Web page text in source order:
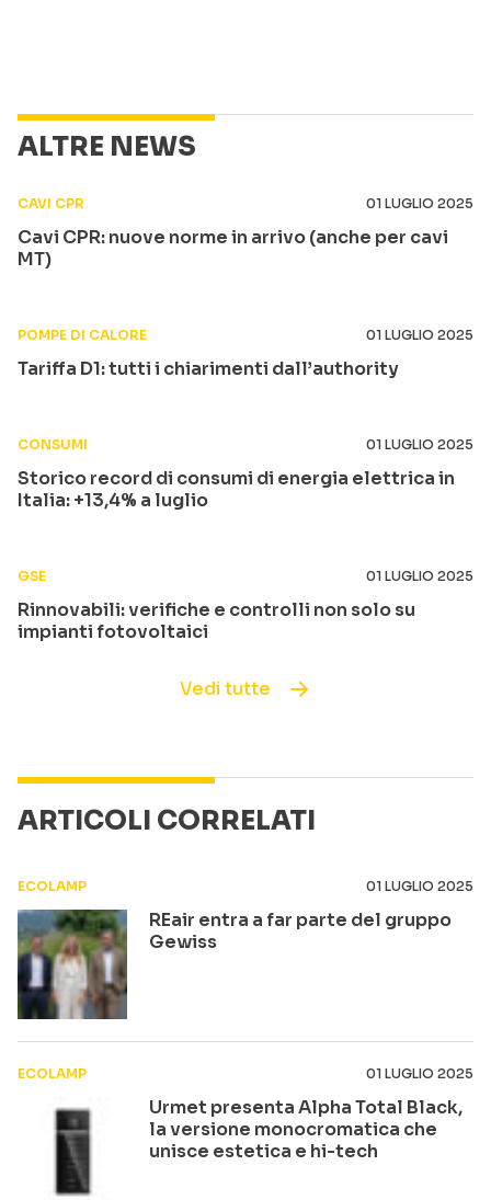
ALTRE NEWS
CAVI CPR 01 LUGLIO 2025
Cavi CPR: nuove norme in arrivo (anche per cavi
MT)
POMPE DI CALORE 01 LUGLIO 2025
Tariffa D1: tutti i chiarimenti dall’authority
CONSUMI 01 LUGLIO 2025
Storico record di consumi di energia elettrica in
Italia: +13,4% a luglio
GSE 01 LUGLIO 2025
Rinnovabili: verifiche e controlli non solo su
impianti fotovoltaici
Vedi tutte
ARTICOLI CORRELATI
ECOLAMP 01 LUGLIO 2025
REair entra a far parte del gruppo
Gewiss
ECOLAMP 01 LUGLIO 2025
Urmet presenta Alpha Total Black,
la versione monocromatica che
unisce estetica e hi-tech